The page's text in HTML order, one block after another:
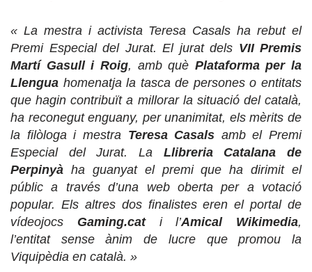
« La mestra i activista Teresa Casals ha rebut el
Premi Especial del Jurat. El jurat dels VII Premis
Martí Gasull i Roig, amb què Plataforma per la
Llengua homenatja la tasca de persones o entitats
que hagin contribuït a millorar la situació del català,
ha reconegut enguany, per unanimitat, els mèrits de
la filòloga i mestra Teresa Casals amb el Premi
Especial del Jurat. La Llibreria Catalana de
Perpinyà ha guanyat el premi que ha dirimit el
públic a través d’una web oberta per a votació
popular. Els altres dos finalistes eren el portal de
vídeojocs Gaming.cati l’Amical Wikimedia,
l’entitat sense ànim de lucre que promou la
Viquipèdia en català. »